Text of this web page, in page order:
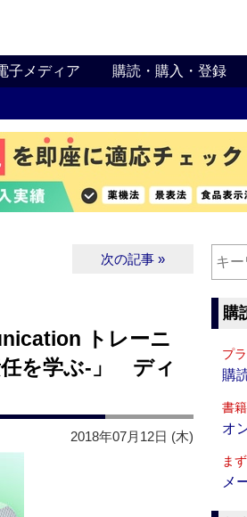
子メディア 購読・購入・登録
次の記事 »
トレーニ
任を学ぶ‐」 ディ
2018年07月12日 (木)
購
プ
購
書
オ
ま
メ